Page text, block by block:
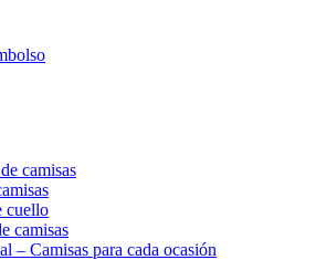
camisas
cuello
camisas
– Camisas para cada ocasión